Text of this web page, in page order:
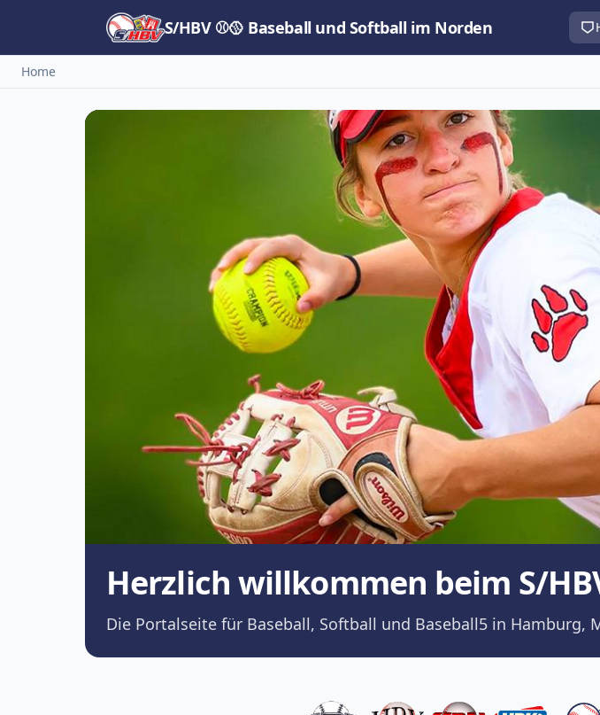
S/HBV ⚾🥎 Baseball und Softball im Norden
Home
Herzlich willkommen beim S/
Die Portalseite für Baseball, Softball und Baseball5 in Hamburg,